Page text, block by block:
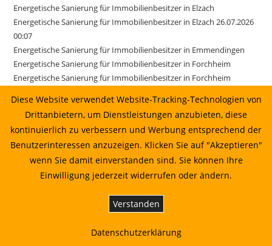
Energetische Sanierung für Immobilienbesitzer in Elzach
Energetische Sanierung für Immobilienbesitzer in Elzach 26.07.2026
00:07
Energetische Sanierung für Immobilienbesitzer in Emmendingen
Energetische Sanierung für Immobilienbesitzer in Forchheim
Energetische Sanierung für Immobilienbesitzer in Forchheim
Energetische Sanierung für Immobilienbesitzer in Gundelfingen
Energetische Sanierung für Immobilienbesitzer in Ihringen
Energetische Sanierung für Immobilienbesitzer in Kirchzarten
Energetische Sanierung für Immobilienbesitzer in March
Energetische Sanierung für Immobilienbesitzer in March 17.06.2026
Energetische Sanierung für Immobilienbesitzer in Reute
Energetische Sanierung für Immobilienbesitzer in Sölden
Diese Website verwendet Website-Tracking-Technologien von
Drittanbietern, um Dienstleistungen anzubieten, diese
kontinuierlich zu verbessern und Werbung entsprechend der
Benutzerinteressen anzuzeigen. Klicken Sie auf "Akzeptieren"
wenn Sie damit einverstanden sind. Sie können Ihre
Einwilligung jederzeit widerrufen oder ändern.
Verstanden
Datenschutzerklärung